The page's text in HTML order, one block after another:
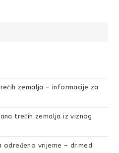
zemalja – informacije za
trećih zemalja iz viznog
određeno vrijeme – dr.med.